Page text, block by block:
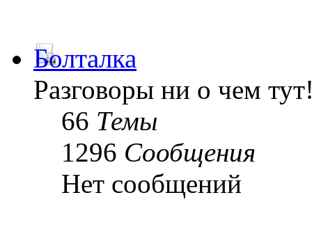
Болталка
Разговоры ни о чем
66 Темы
1296 Сообщения
Нет сообщений